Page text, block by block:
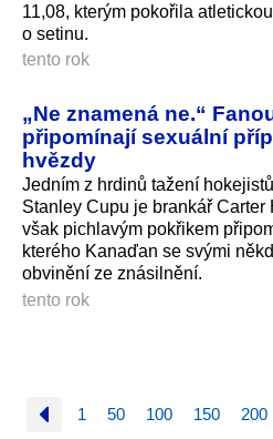
11,08, kterým pokořila
o setinu.
tento rok
„Ne znamená ne.“
připomínají sexuální
hvězdy
Jedním z hrdinů tažení
Stanley Cupu je brankář Carter
však pichlavým pokřikem
kterého Kanaďan se svými
obvinění ze znásilnění.
tento rok
1 50 100 150 200